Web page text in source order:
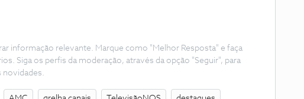
informação relevante. Marque como "Melhor Resposta" e faça
Siga os perfis da moderação, através da opção "Seguir", para
novidades.